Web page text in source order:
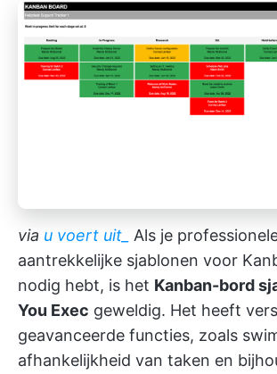
via u voert uit_
Als je
aantrekkelijke sjablonen voor
nodig hebt, is het Kanban-bord
You Exec geweldig. Het heeft
geavanceerde functies, zoals
afhankelijkheid van taken en